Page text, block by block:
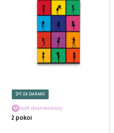
O
D
U
K
U
K
T
2+1 ZA DARMO
Haft diamentowy
12 pokoi